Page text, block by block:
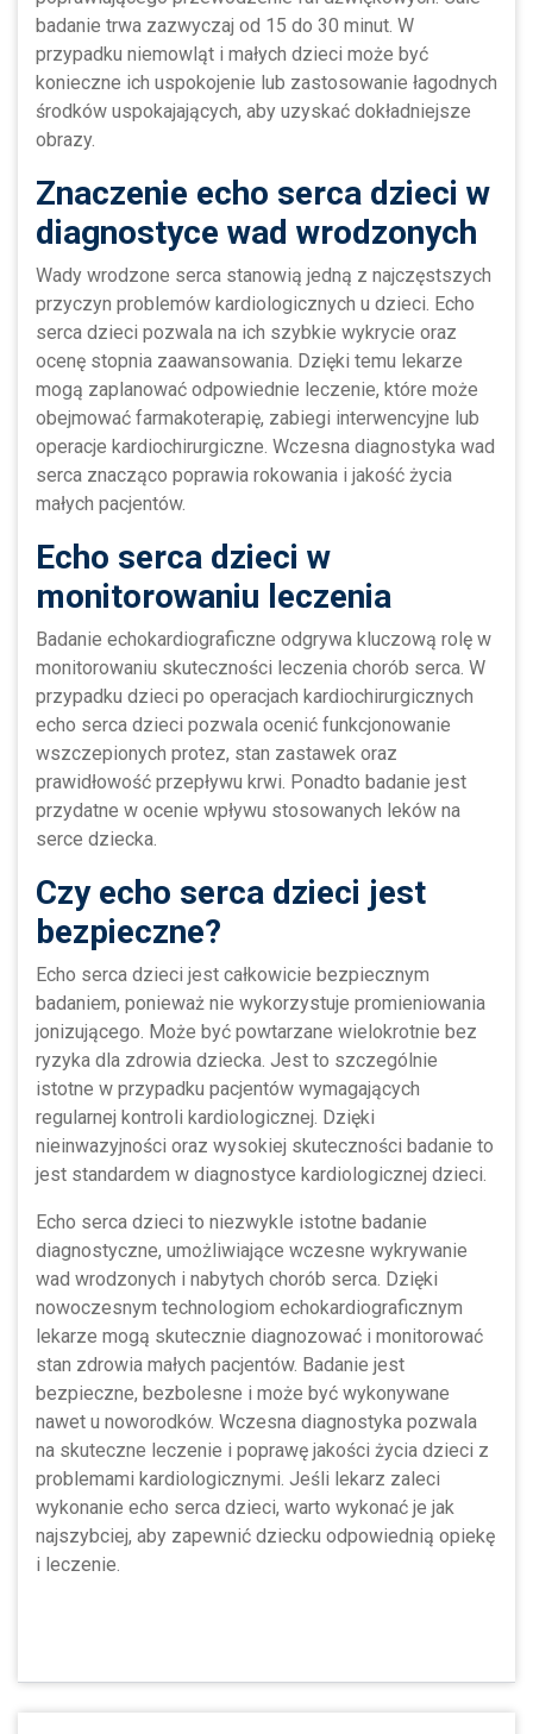
badanie trwa zazwyczaj od 15 do 30 minut. W
przypadku niemowląt i małych dzieci może być
konieczne ich uspokojenie lub zastosowanie łagodnych
środków uspokajających, aby uzyskać dokładniejsze
obrazy.
Znaczenie echo serca dzieci w
diagnostyce wad wrodzonych
Wady wrodzone serca stanowią jedną z najczęstszych
przyczyn problemów kardiologicznych u dzieci. Echo
serca dzieci pozwala na ich szybkie wykrycie oraz
ocenę stopnia zaawansowania. Dzięki temu lekarze
mogą zaplanować odpowiednie leczenie, które może
obejmować farmakoterapię, zabiegi interwencyjne lub
operacje kardiochirurgiczne. Wczesna diagnostyka wad
serca znacząco poprawia rokowania i jakość życia
małych pacjentów.
Echo serca dzieci w
monitorowaniu leczenia
Badanie echokardiograficzne odgrywa kluczową rolę w
monitorowaniu skuteczności leczenia chorób serca. W
przypadku dzieci po operacjach kardiochirurgicznych
echo serca dzieci pozwala ocenić funkcjonowanie
wszczepionych protez, stan zastawek oraz
prawidłowość przepływu krwi. Ponadto badanie jest
przydatne w ocenie wpływu stosowanych leków na
serce dziecka.
Czy echo serca dzieci jest
bezpieczne?
Echo serca dzieci jest całkowicie bezpiecznym
badaniem, ponieważ nie wykorzystuje promieniowania
jonizującego. Może być powtarzane wielokrotnie bez
ryzyka dla zdrowia dziecka. Jest to szczególnie
istotne w przypadku pacjentów wymagających
regularnej kontroli kardiologicznej. Dzięki
nieinwazyjności oraz wysokiej skuteczności badanie to
jest standardem w diagnostyce kardiologicznej dzieci.
Echo serca dzieci to niezwykle istotne badanie
diagnostyczne, umożliwiające wczesne wykrywanie
wad wrodzonych i nabytych chorób serca. Dzięki
nowoczesnym technologiom echokardiograficznym
lekarze mogą skutecznie diagnozować i monitorować
stan zdrowia małych pacjentów. Badanie jest
bezpieczne, bezbolesne i może być wykonywane
nawet u noworodków. Wczesna diagnostyka pozwala
na skuteczne leczenie i poprawę jakości życia dzieci z
problemami kardiologicznymi. Jeśli lekarz zaleci
wykonanie echo serca dzieci, warto wykonać je jak
najszybciej, aby zapewnić dziecku odpowiednią opiekę
i leczenie.